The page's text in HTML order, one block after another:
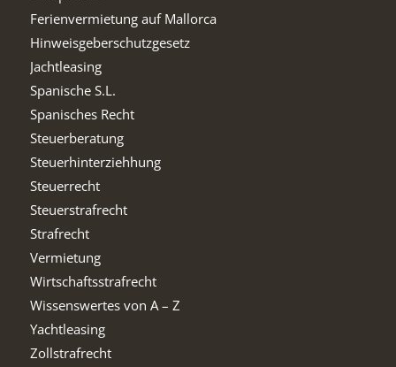
Ferienvermietung auf Mallorca
Hinweisgeberschutzgesetz
Jachtleasing
Spanische S.L.
Spanisches Recht
Steuerberatung
Steuerhinterziehhung
Steuerrecht
Steuerstrafrecht
Strafrecht
Vermietung
Wirtschaftsstrafrecht
Wissenswertes von A – Z
Yachtleasing
Zollstrafrecht